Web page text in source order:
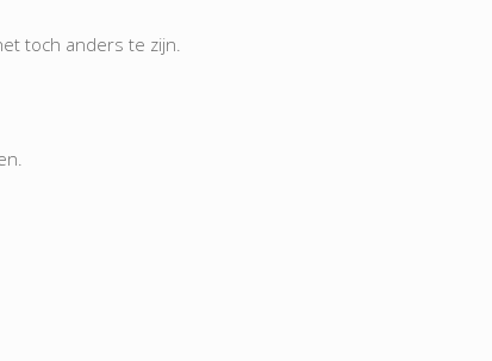
toch anders te zijn.